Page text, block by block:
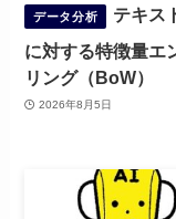
データ分析
テキス
に対する特徴量エ
リング（BoW）
2026年8月5日